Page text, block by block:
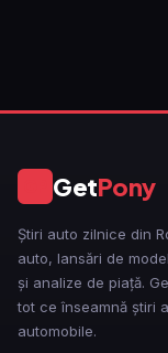
GetPony
Știri auto zilnice din
auto, lansări de
și analize de piață.
tot ce înseamnă știri
automobile.